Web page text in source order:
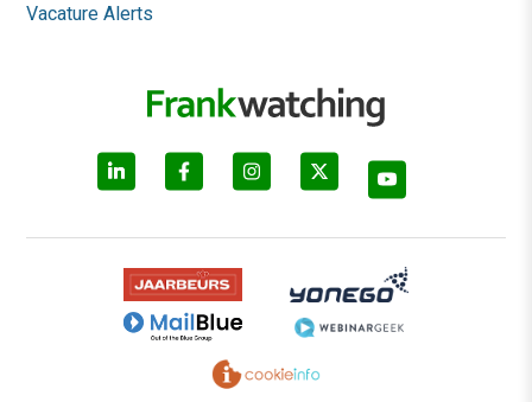
Vacature Alerts